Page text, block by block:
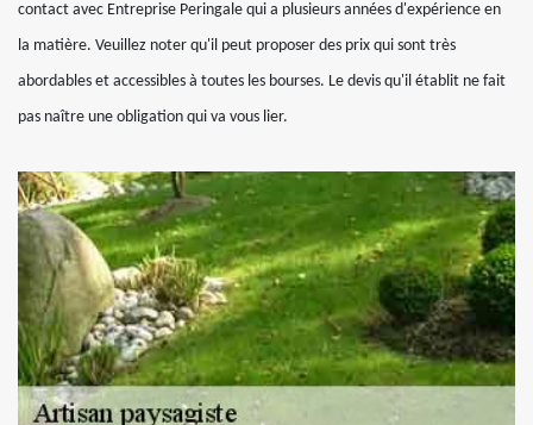
contact avec Entreprise Peringale qui a plusieurs années d'expérience en
la matière. Veuillez noter qu'il peut proposer des prix qui sont très
abordables et accessibles à toutes les bourses. Le devis qu'il établit ne fait
pas naître une obligation qui va vous lier.